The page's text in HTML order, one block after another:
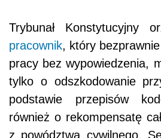
Trybunał Konstytucyjny
pracownik, który
pracy bez wypowiedzenia,
tylko o odszkodowanie
podstawie przepisów
również o rekompensatę
z powództwa cywilnego.